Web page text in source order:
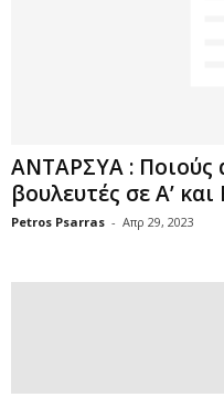
ΑΝΤΑΡΣΥΑ : Ποιούς
βουλευτές σε Α’ και
Petros Psarras - Απρ 29, 2023